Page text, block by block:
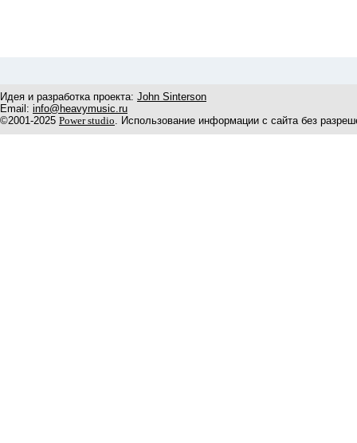
Идея и разработка проекта: John Sinterson
Email: info@heavymusic.ru
©2001-2025 Power studio. Использование информации с сайта без